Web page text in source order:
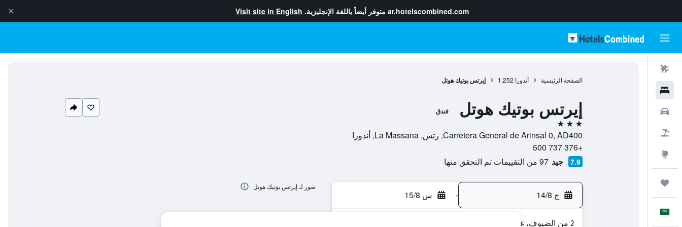
ar.hotelscombined.com متوفر أيضاً باللغة الإنجليزية. Visit site in English
الصفحة الرئيسية أندورا 1,252 إيرتس بوتيك هوتل
إيرتس بوتيك هوتل فندق
3 نجوم
Carretera General de Arinsal 0, AD400, رتس, La Massana, أندورا
+376 737 500
7.9 جيد 97 من التقييمات تم التحقق منها
ج 14/8 - س 15/8
2 من الضيوف، غرفة واحدة
صور لـ إيرتس بوتيك هوتل